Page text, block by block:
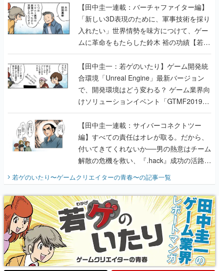
【田中圭一連載：バーチャファイター編】
「新しい3D表現のために、軍事技術を採り
入れたい」世界情勢を味方につけて、ゲー
ムに革命をもたらした鈴木 裕の功績【若ゲ
のいたり】
【田中圭一：若ゲのいたり】ゲーム開発統
合環境「Unreal Engine」最新バージョン
で、開発環境はどう変わる？ ゲーム業界向
けソリューションイベント「GTMF2019」
に行って、より理解を深めよう【PR】
【田中圭一連載：サイバーコネクトツー
編】すべての責任はオレが取る。だから、
付いてきてくれないか──男の熱意はチーム
解散の危機を救い、『.hack』成功の活路を
『少年ジャンプ』色だった【若ゲのいた
り】
若ゲのいたり〜ゲームクリエイターの青春〜の記事一覧